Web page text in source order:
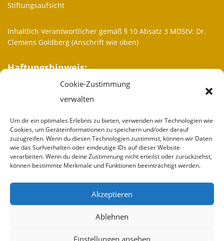
Cookie-Zustimmung
verwalten
Um dir ein optimales Erlebnis zu bieten, verwenden wir Technologien wie
Cookies, um Geräteinformationen zu speichern und/oder darauf
zuzugreifen. Wenn du diesen Technologien zustimmst, können wir Daten
wie das Surfverhalten oder eindeutige IDs auf dieser Website
verarbeiten. Wenn du deine Zustimmung nicht erteilst oder zurückziehst,
können bestimmte Merkmale und Funktionen beeinträchtigt werden.
Akzeptieren
Ablehnen
Einstellungen ansehen
Stiftungsaufsicht
Inhaltlich Verantwortlicher gemäß § 10 Absatz 3 MDStV: Dr.
Clemens Goldberg (Anschrift wie oben)
Haftungshinweis:
Trotz sorgfältiger inhaltlicher Kontrolle übernehmen wir keine
Haftung für die Inhalte externer Links. Für den Inhalt der
verantwortlich.
Weitere Informationen
Wir sind
Partner
Spenden